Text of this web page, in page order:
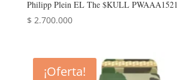
Philipp Plein EL The $KULL PWAAA1521
$ 2.700.000
¡Oferta!